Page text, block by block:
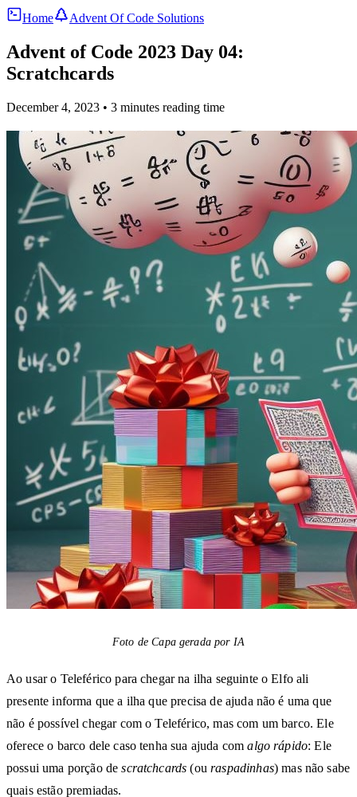
Home Advent Of Code Solutions
Advent of Code 2023 Day 04:
Scratchcards
December 4, 2023 • 3 minutes reading time
Foto de Capa gerada por IA
Ao usar o Teleférico para chegar na ilha seguinte o Elfo ali
presente informa que a ilha que precisa de ajuda não é uma que
não é possível chegar com o Teleférico, mas com um barco. Ele
oferece o barco dele caso tenha sua ajuda comalgo rápido: Ele
possui uma porção descratchcards (ouraspadinhas) mas não sabe
quais estão premiadas.